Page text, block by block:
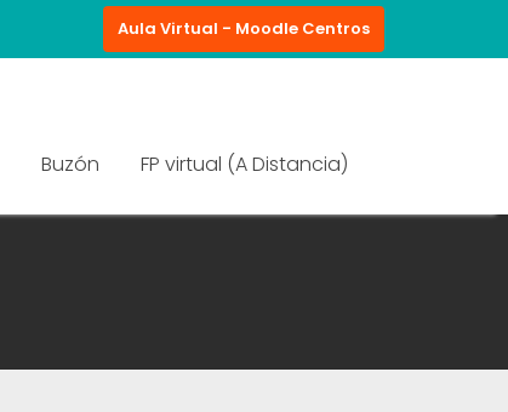
Aula Virtual - Moodle Centros
Buzón FP virtual (A Distancia)